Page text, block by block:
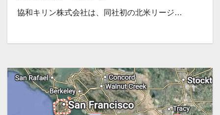
協和キリン株式会社は、同社初の北米リージ…